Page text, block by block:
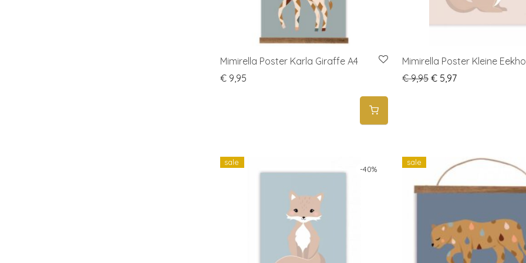
Mimirella Poster Karla Giraffe A4
€9,95
Mimirella Poster Kleine
€9,95 Original price was: €
€5,97Current price is:
-40%
sale sale